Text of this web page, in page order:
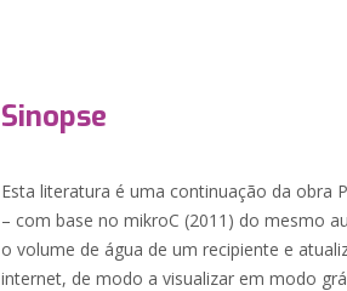
Sinopse
Esta literatura é uma continuação da obra
– com base no mikroC (2011) do mesmo
o volume de água de um recipiente e
internet, de modo a visualizar em modo